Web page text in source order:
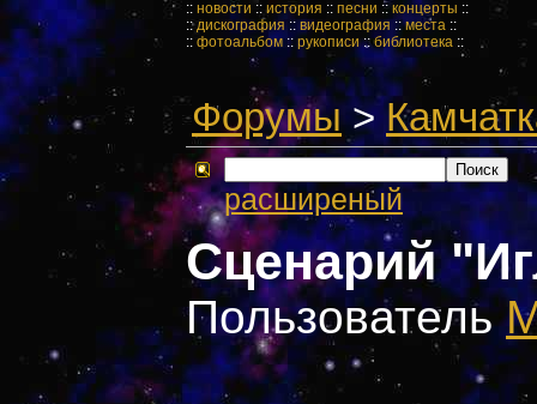
:: новости :: история :: песни :: концерты ::
::дискография :: видеография ::места ::
:: фотоальбом::рукописи::библиотека ::
Форумы>
расширеный
Сценарий
Пользователь